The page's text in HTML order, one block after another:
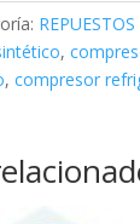
REPUESTOS
,
, compresor